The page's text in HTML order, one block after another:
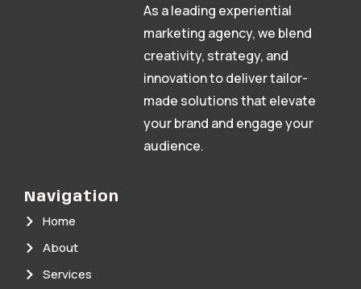
As a leading experiential
marketing agency, we blend
creativity, strategy, and
innovation to deliver tailor-
made solutions that elevate
your brand and engage your
audience.
Navigation
Home
About
Services